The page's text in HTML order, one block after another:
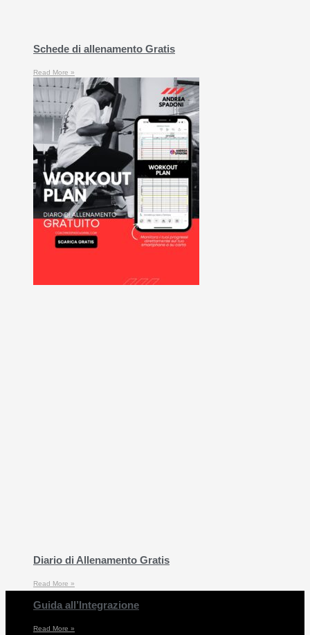
Schede di allenamento Gratis
Read More »
Diario di Allenamento Gratis
Read More »
Guida all’Integrazione
Read More »